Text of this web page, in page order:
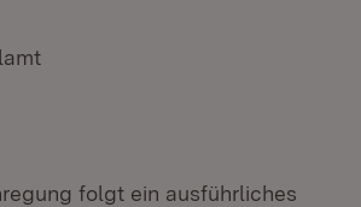
folgt ein ausführliches